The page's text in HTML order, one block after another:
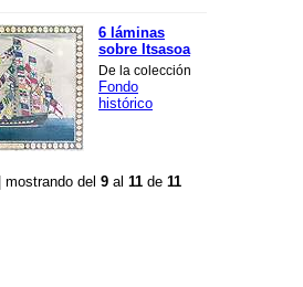
6 láminas
sobre Itsasoa
De la colección
Fondo
histórico
| mostrando del 9 al 11 de 11